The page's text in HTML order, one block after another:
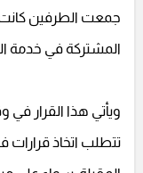
جمعت الطرفين كانت
المشتركة في خدمة
ويأتي هذا القرار
تتطلب اتخاذ قرارات